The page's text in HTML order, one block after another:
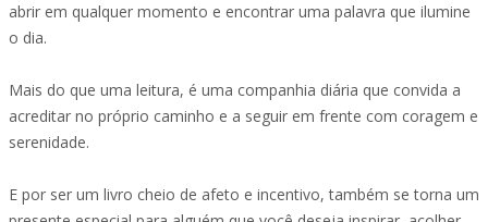
abrir em qualquer momento e encontrar uma palavra que ilumine
o dia.
Mais do que uma leitura, é uma companhia diária que convida a
acreditar no próprio caminho e a seguir em frente com coragem e
serenidade.
E por ser um livro cheio de afeto e incentivo, também se torna um